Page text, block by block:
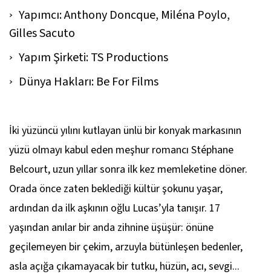
Yapımcı: Anthony Doncque, Miléna Poylo,
Gilles Sacuto
Yapım Şirketi: TS Productions
Dünya Hakları: Be For Films
İki yüzüncü yılını kutlayan ünlü bir konyak markasının
yüzü olmayı kabul eden meşhur romancı Stéphane
Belcourt, uzun yıllar sonra ilk kez memleketine döner.
Orada önce zaten beklediği kültür şokunu yaşar,
ardından da ilk aşkının oğlu Lucas’yla tanışır. 17
yaşından anılar bir anda zihnine üşüşür: önüne
geçilemeyen bir çekim, arzuyla bütünleşen bedenler,
asla açığa çıkamayacak bir tutku, hüzün, acı, sevgi...